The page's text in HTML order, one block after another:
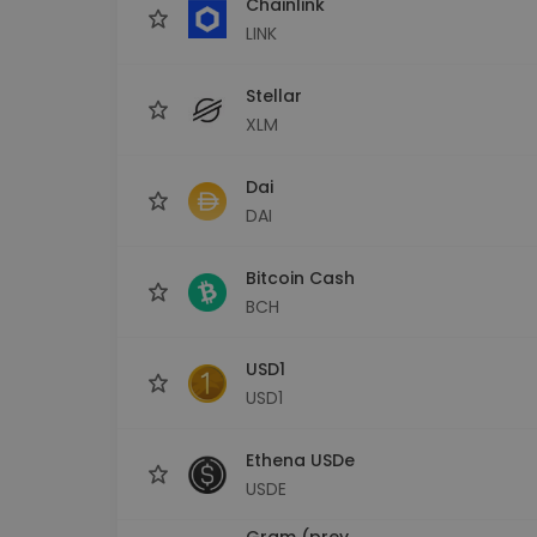
LINK
Stellar
XLM
Dai
DAI
Bitcoin Cash
BCH
USD1
USD1
Ethena USDe
USDE